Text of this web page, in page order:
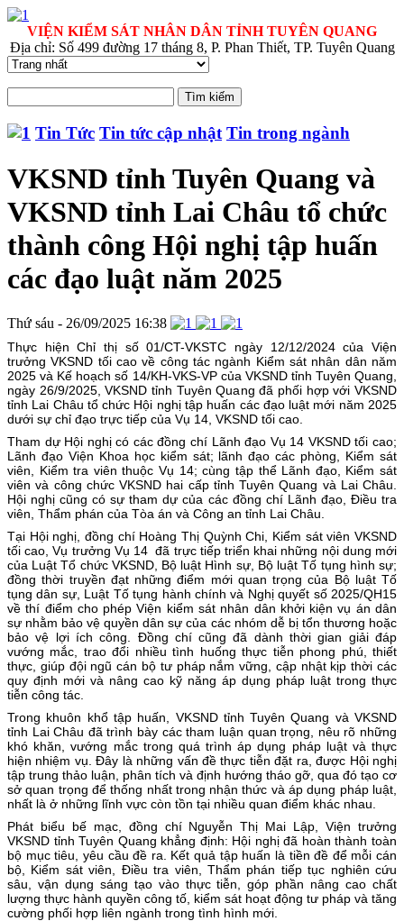
VIỆN KIỂM SÁT NHÂN DÂN TỈNH TUYÊN QUANG
Địa chỉ: Số 499 đường 17 tháng 8, P. Phan Thiết, TP. Tuyên Quang
Tin Tức Tin tức cập nhật Tin trong ngành
VKSND tỉnh Tuyên Quang và
VKSND tỉnh Lai Châu tổ chức
thành công Hội nghị tập huấn
các đạo luật năm 2025
Thứ sáu - 26/09/2025 16:38
Thực hiện Chỉ thị số 01/CT-VKSTC ngày 12/12/2024 của Viện
trưởng VKSND tối cao về công tác ngành Kiểm sát nhân dân năm
2025 và Kế hoạch số 14/KH-VKS-VP của VKSND tỉnh Tuyên Quang,
ngày 26/9/2025, VKSND tỉnh Tuyên Quang đã phối hợp với VKSND
tỉnh Lai Châu tổ chức Hội nghị tập huấn các đạo luật mới năm 2025
dưới sự chỉ đạo trực tiếp của Vụ 14, VKSND tối cao.
Tham dự Hội nghị có các đồng chí Lãnh đạo Vụ 14 VKSND tối cao;
Lãnh đạo Viện Khoa học kiểm sát; lãnh đạo các phòng, Kiểm sát
viên, Kiểm tra viên thuộc Vụ 14; cùng tập thể Lãnh đạo, Kiểm sát
viên và công chức VKSND hai cấp tỉnh Tuyên Quang và Lai Châu.
Hội nghị cũng có sự tham dự của các đồng chí Lãnh đạo, Điều tra
viên, Thẩm phán của Tòa án và Công an tỉnh Lai Châu.
Tại Hội nghị, đồng chí Hoàng Thị Quỳnh Chi, Kiểm sát viên VKSND
tối cao, Vụ trưởng Vụ 14 đã trực tiếp triển khai những nội dung mới
của Luật Tổ chức VKSND, Bộ luật Hình sự, Bộ luật Tố tụng hình sự;
đồng thời truyền đạt những điểm mới quan trọng của Bộ luật Tố
tụng dân sự, Luật Tố tụng hành chính và Nghị quyết số 2025/QH15
về thí điểm cho phép Viện kiểm sát nhân dân khởi kiện vụ án dân
sự nhằm bảo vệ quyền dân sự của các nhóm dễ bị tổn thương hoặc
bảo vệ lợi ích công. Đồng chí cũng đã dành thời gian giải đáp
vướng mắc, trao đổi nhiều tình huống thực tiễn phong phú, thiết
thực, giúp đội ngũ cán bộ tư pháp nắm vững, cập nhật kịp thời các
quy định mới và nâng cao kỹ năng áp dụng pháp luật trong thực
tiễn công tác.
Trong khuôn khổ tập huấn, VKSND tỉnh Tuyên Quang và VKSND
tỉnh Lai Châu đã trình bày các tham luận quan trọng, nêu rõ những
khó khăn, vướng mắc trong quá trình áp dụng pháp luật và thực
hiện nhiệm vụ. Đây là những vấn đề thực tiễn đặt ra, được Hội nghị
tập trung thảo luận, phân tích và định hướng tháo gỡ, qua đó tạo cơ
sở quan trọng để thống nhất trong nhận thức và áp dụng pháp luật,
nhất là ở những lĩnh vực còn tồn tại nhiều quan điểm khác nhau.
Phát biểu bế mạc, đồng chí Nguyễn Thị Mai Lập, Viện trưởng
VKSND tỉnh Tuyên Quang khẳng định: Hội nghị đã hoàn thành toàn
bộ mục tiêu, yêu cầu đề ra. Kết quả tập huấn là tiền đề để mỗi cán
bộ, Kiểm sát viên, Điều tra viên, Thẩm phán tiếp tục nghiên cứu
sâu, vận dụng sáng tạo vào thực tiễn, góp phần nâng cao chất
lượng thực hành quyền công tố, kiểm sát hoạt động tư pháp và tăng
cường phối hợp liên ngành trong tình hình mới.